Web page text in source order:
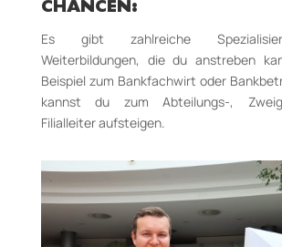
CHANCEN:
Es gibt zahlreiche
Weiterbildungen, die du anstreben
Beispiel zum Bankfachwirt oder
kannst du zum Abteilungs-­,
Filialleiter aufsteigen.